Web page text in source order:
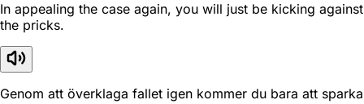
In appealing the case again, you will just be kicking against
the pricks.
Genom att överklaga fallet igen kommer du bara att sparka